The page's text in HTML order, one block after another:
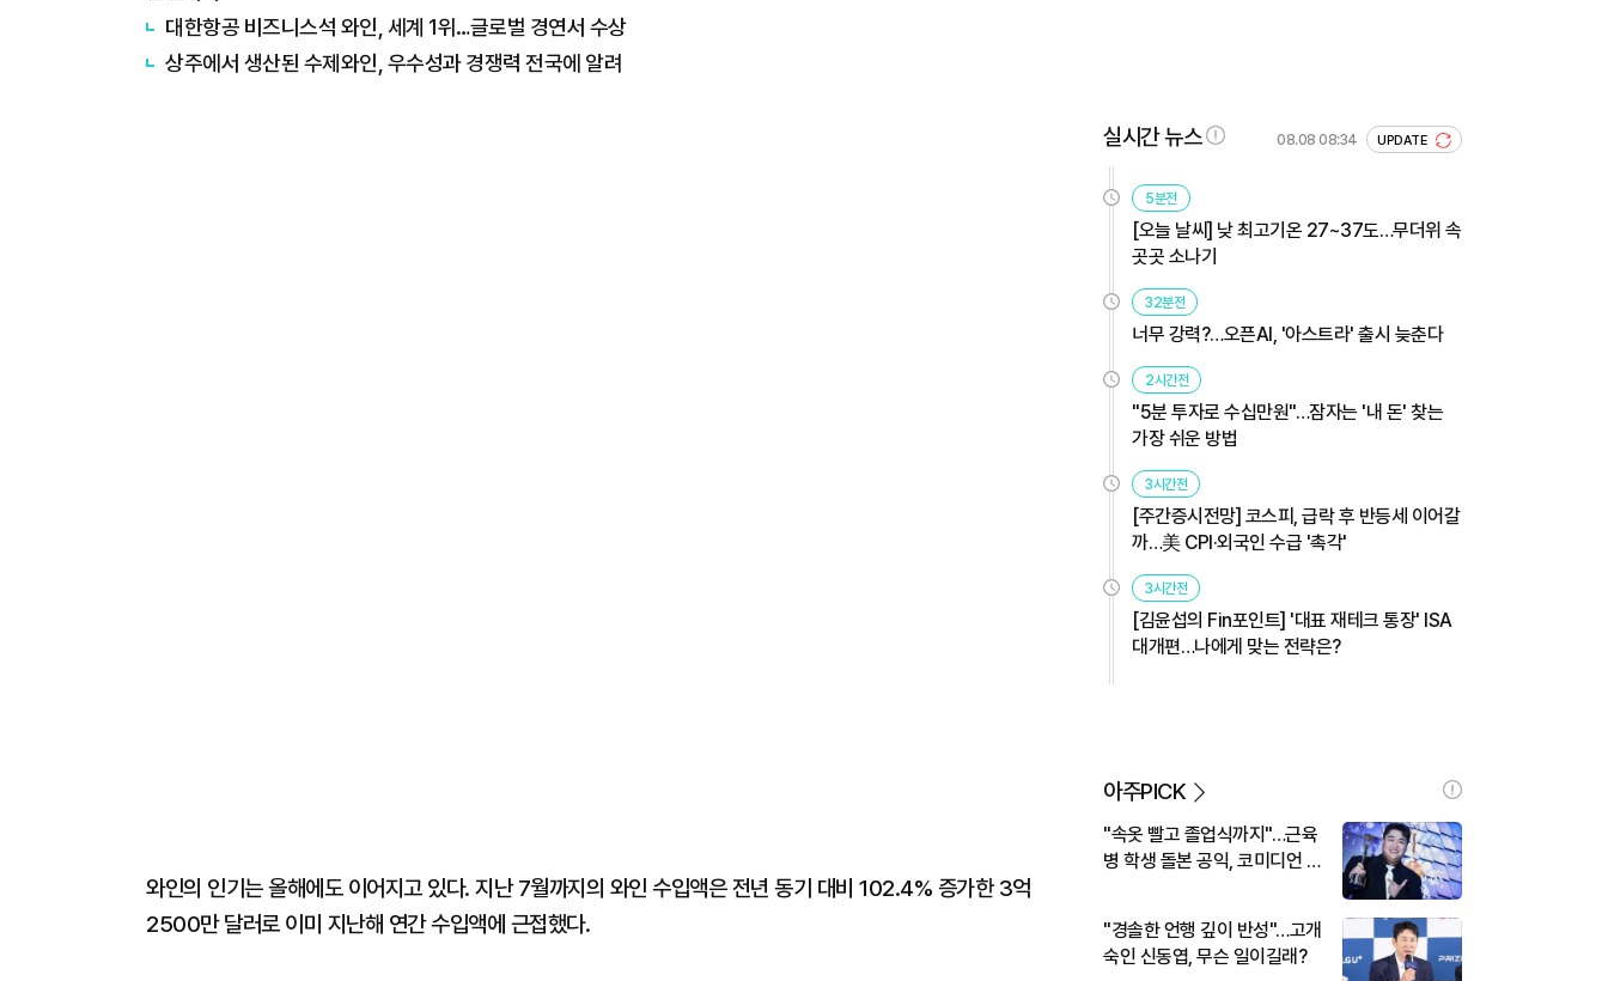
대한항공 비즈니스석 와인, 세계 1위…글로벌 경연서 수상
상주에서 생산된 수제와인, 우수성과 경쟁력 전국에 알려
와인의 인기는 올해에도 이어지고 있다. 지난 7월까지의 와인 수입액은 전년 동기 대비 102.4% 증가한 3억
2500만 달러로 이미 지난해 연간 수입액에 근접했다.
실시간 뉴스 08.08 08:34 UPDATE
5분전
[오늘 날씨] 낮 최고기온 27~37도…무더위 속
곳곳 소나기
32분전
너무 강력?…오픈AI, '아스트라' 출시 늦춘다
2시간전
"5분 투자로 수십만원"…잠자는 '내 돈' 찾는
가장 쉬운 방법
3시간전
[주간증시전망] 코스피, 급락 후 반등세 이어갈
까…美 CPI·외국인 수급 '촉각'
3시간전
[김윤섭의 Fin포인트] '대표 재테크 통장' ISA
대개편…나에게 맞는 전략은?
아주PICK
"속옷 빨고 졸업식까지"…근육
병 학생 돌본 공익, 코미디언 김
"경솔한 언행 깊이 반성"…고개
숙인 신동엽, 무슨 일이길래?